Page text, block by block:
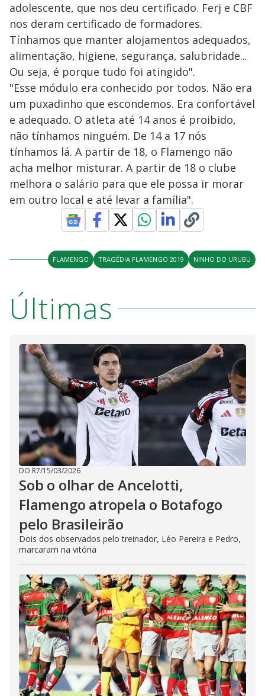
adolescente, que nos deu certificado. Ferj e CBF
nos deram certificado de formadores.
Tínhamos que manter alojamentos adequados,
alimentação, higiene, segurança, salubridade...
Ou seja, é porque tudo foi atingido".
"Esse módulo era conhecido por todos. Não era
um puxadinho que escondemos. Era confortável
e adequado. O atleta até 14 anos é proibido,
não tínhamos ninguém. De 14 a 17 nós
tínhamos lá. A partir de 18, o Flamengo não
acha melhor misturar. A partir de 18 o clube
melhora o salário para que ele possa ir morar
em outro local e até levar a família".
FLAMENGO TRAGÉDIA FLAMENGO 2019 NINHO DO URUBU
Últimas
DO R7/15/03/2026
Sob o olhar de Ancelotti,
Flamengo atropela o Botafogo
pelo Brasileirão
Dois dos observados pelo treinador, Léo Pereira e Pedro,
marcaram na vitória